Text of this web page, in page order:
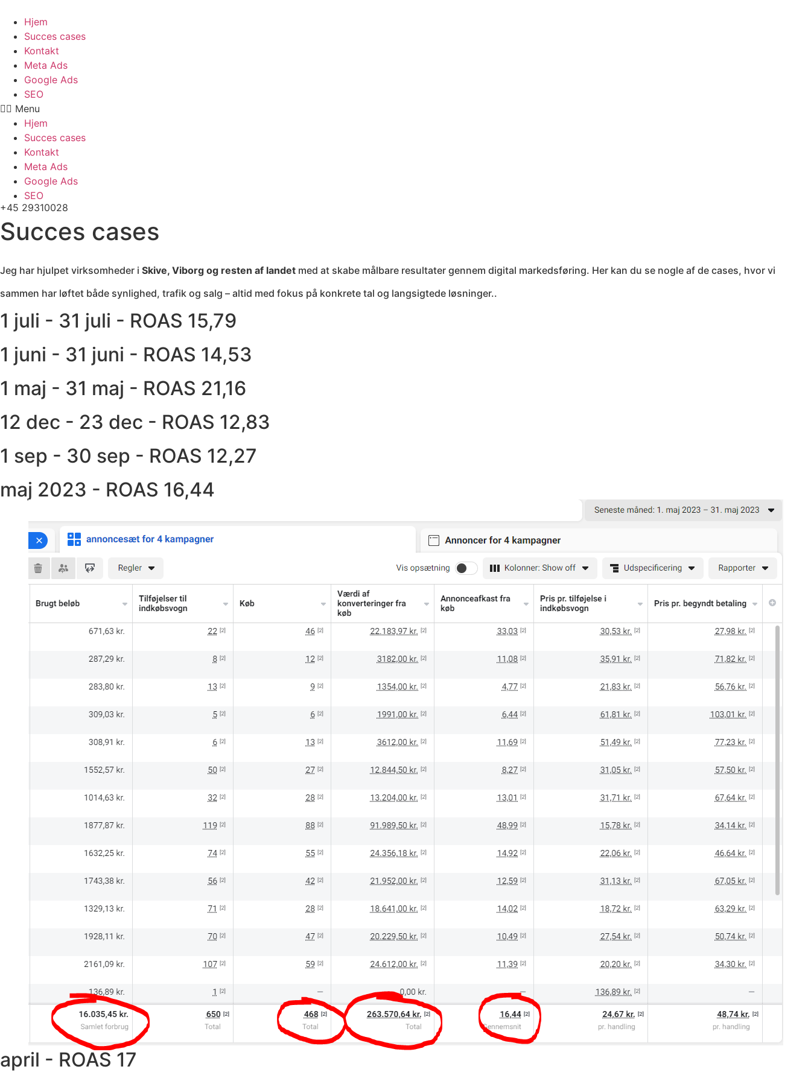
indhold
Hjem
Succes cases
Kontakt
Meta Ads
Google Ads
SEO
Menu
Hjem
Succes cases
Kontakt
Meta Ads
Google Ads
SEO
+45 29310028
Succes cases
Jeg har hjulpet virksomheder i Skive, Viborg og resten af landet med at skabe målbare resultater gennem digital markedsføring. Her kan du se nogle af de cases, hvor vi
sammen har løftet både synlighed, trafik og salg – altid med fokus på konkrete tal og langsigtede løsninger..
1 juli - 31 juli - ROAS 15,79
1 juni - 31 juni - ROAS 14,53
1 maj - 31 maj - ROAS 21,16
12 dec - 23 dec - ROAS 12,83
1 sep - 30 sep - ROAS 12,27
maj 2023 - ROAS 16,44
april - ROAS 17